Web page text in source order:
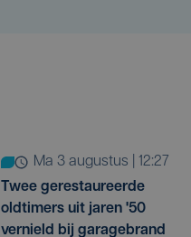
ma 3 augustus | 12:27
Twee gerestaureerde
oldtimers uit jaren '50
vernield bij garagebrand